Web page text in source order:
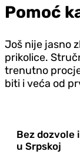
Pomoć
Još nije jasno
prikolice.
trenutno
biti i veća od
Bez dozvole
u Srpskoj